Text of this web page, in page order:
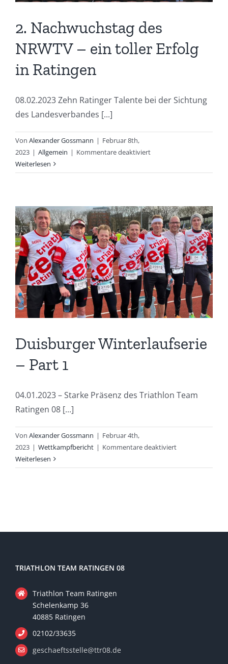
2. Nachwuchstag des
NRWTV – ein toller Erfolg
in Ratingen
08.02.2023 Zehn Ratinger Talente bei der Sichtung
des Landesverbandes [...]
Von Alexander Gossmann | Februar 8th,
2023 | Allgemein | Kommentare deaktiviertfür
Nachwuchstag
–
ein
toller
Erfolg
in
Ratingen
Weiterlesen
Duisburger Winterlaufserie
– Part 1
04.01.2023 – Starke Präsenz des Triathlon Team
Ratingen 08 [...]
Von Alexander Gossmann | Februar 4th,
2023 | Wettkampfbericht | Kommentare deaktiviertfür
Winterlaufserie
Weiterlesen
TRIATHLON TEAM RATINGEN 08
Triathlon Team Ratingen
Schelenkamp 36
40885 Ratingen
02102/33635
geschaeftsstelle@ttr08.de